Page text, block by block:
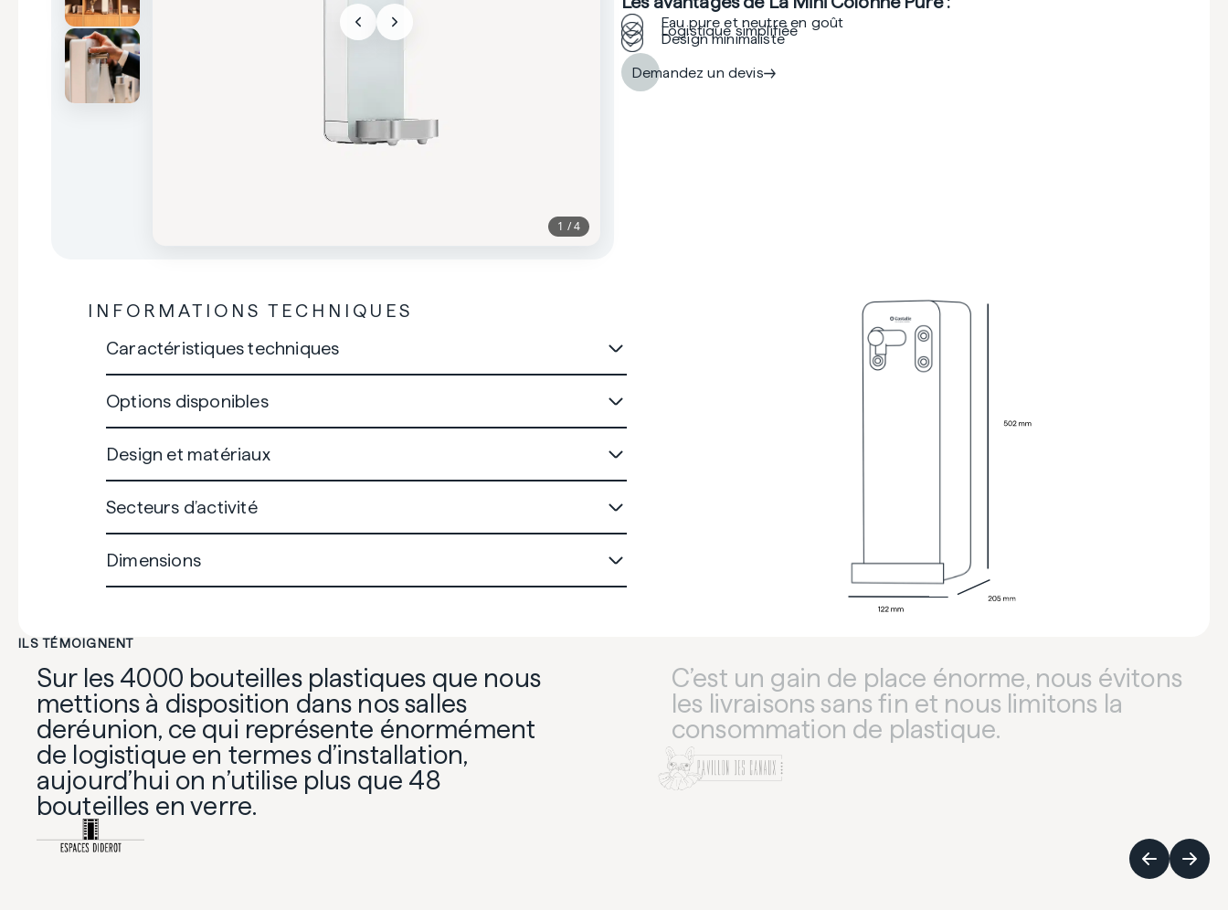
1 / 4
Eau pure et neutre en goût
Logistique simplifiée
Design minimaliste
Demandez un devis
INFORMATIONS TECHNIQUES
Caractéristiques techniques
Options disponibles
Design et matériaux
Secteurs d’activité
Dimensions
ILS TÉMOIGNENT
Sur les 4000 bouteilles plastiques que nous
mettions à disposition dans nos salles
deréunion, ce qui représente énormément
de logistique en termes d’installation,
aujourd’hui on n’utilise plus que 48
bouteilles en verre.
C’est un gain de place énorme, nous évitons
les livraisons sans fin et nous limitons la
consommation de plastique.